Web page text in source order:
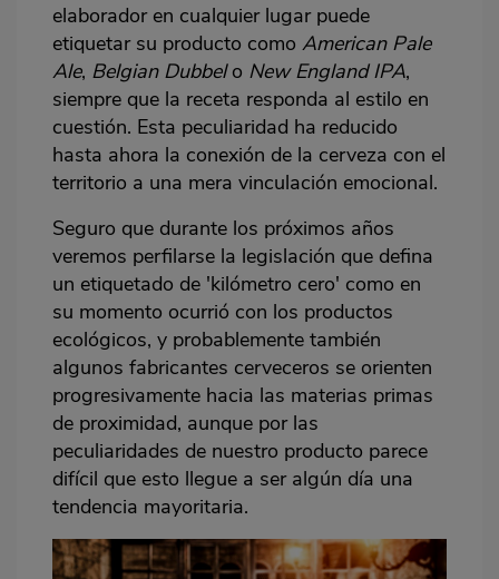
elaborador en cualquier lugar puede
etiquetar su producto como American Pale
Ale, Belgian Dubbelo New England IPA,
siempre que la receta responda al estilo en
cuestión. Esta peculiaridad ha reducido
hasta ahora la conexión de la cerveza con el
territorio a una mera vinculación emocional.
Seguro que durante los próximos años
veremos perfilarse la legislación que defina
un etiquetado de 'kilómetro cero' como en
su momento ocurrió con los productos
ecológicos, y probablemente también
algunos fabricantes cerveceros se orienten
progresivamente hacia las materias primas
de proximidad, aunque por las
peculiaridades de nuestro producto parece
difícil que esto llegue a ser algún día una
tendencia mayoritaria.